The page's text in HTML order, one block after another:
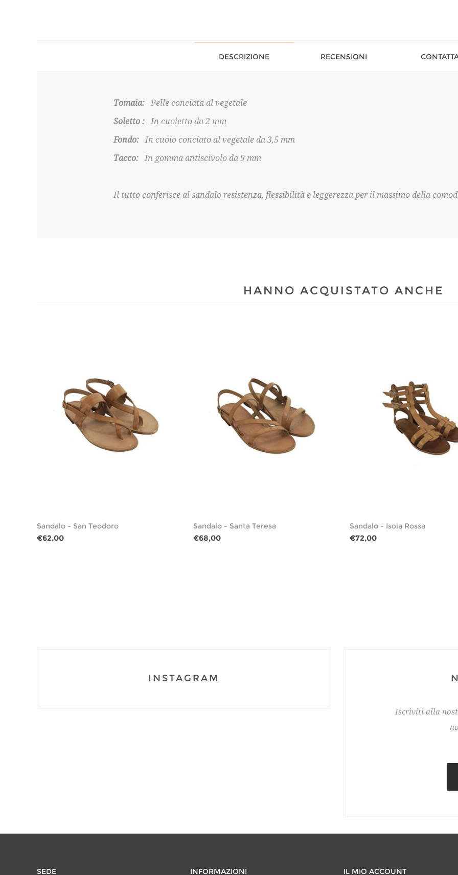
DESCRIZIONE RECENSIONI
Tomaia: Pelle conciata al vegetale
Soletto : In cuoietto da 2 mm
Fondo: In cuoio conciato al vegetale da 3,5 mm
Tacco: In gomma antiscivolo da 9 mm
Il tutto conferisce al sandalo resistenza, flessibilità e leggerezza per il massimo della
HANNO ACQUISTATO ANCHE
Sandalo - San Teodoro
€62,00
Sandalo - Santa Teresa
€68,00
Sandalo - Isola Rossa
€72,00
INSTAGRAM
Iscriviti alla
SEDE INFORMAZIONI IL MIO ACCOUNT